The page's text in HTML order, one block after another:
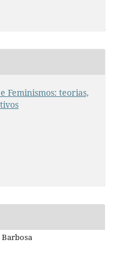
Feminismos: teorias,